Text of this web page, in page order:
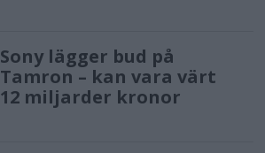
Sony lägger bud på
Tamron – kan vara värt
12 miljarder kronor